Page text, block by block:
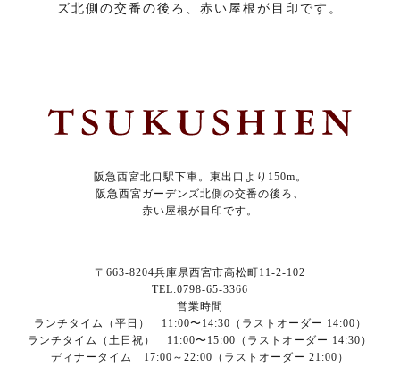
ズ北側の交番の後ろ、赤い屋根が目印です。
阪急西宮北口駅下車。東出口より150m。
阪急西宮ガーデンズ北側の交番の後ろ、
赤い屋根が目印です。
〒663-8204兵庫県西宮市高松町11-2-102
TEL:0798-65-3366
営業時間
ランチタイム（平日） 11:00〜14:30（ラストオーダー 14:00）
ランチタイム（土日祝） 11:00〜15:00（ラストオーダー 14:30）
ディナータイム 17:00～22:00（ラストオーダー 21:00）